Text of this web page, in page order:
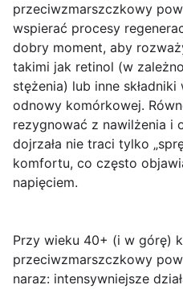
przeciwzmarszczkowy
wspierać procesy
dobry moment, aby
takimi jak retinol (w
stężenia) lub inne
odnowy komórkowej.
rezygnować z nawilżenia i
dojrzała nie traci tylko
komfortu, co często
napięciem.
Przy wieku 40+ (i w górę)
przeciwzmarszczkowy
naraz: intensywniejsze